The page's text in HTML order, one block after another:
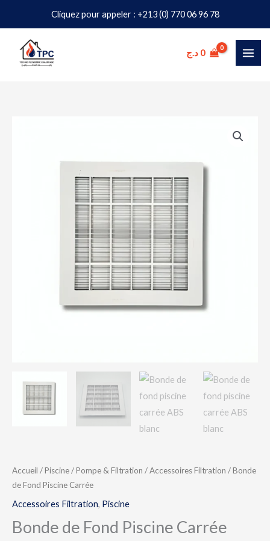
Cliquez pour appeler : +213 (0) 770 06 96 78
contenu
0 د.ج
Accueil /Piscine/Pompe & Filtration /Accessoires Filtration / Bonde
de Fond Piscine Carrée
Accessoires Filtration, Piscine
Bonde de Fond Piscine Carrée